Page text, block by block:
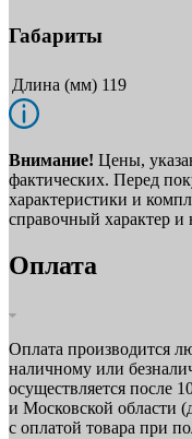
Габариты
Длина (мм) 119
Внимание! Цены,
фактических. Перед
характеристики и
справочный характер и
Оплата
Оплата производится
наличному или
осуществляется после
и Московской области
с оплатой товара при